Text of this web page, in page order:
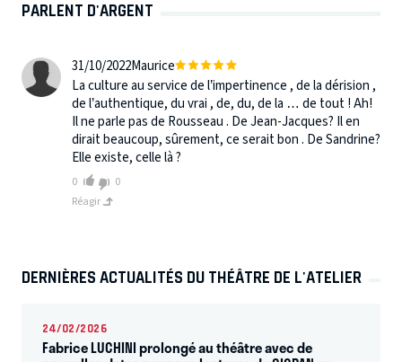
PARLENT D'ARGENT
31/10/2022Maurice
La culture au service de l’impertinence , de la dérision ,
de l’authentique, du vrai , de, du, de la … de tout ! Ah!
Il ne parle pas de Rousseau . De Jean-Jacques? Il en
dirait beaucoup, sûrement, ce serait bon . De Sandrine?
Elle existe, celle là ?
0
0
Réagir
DERNIÈRES ACTUALITÉS DU THÉÂTRE DE L'ATELIER
24/02/2026
Fabrice LUCHINI prolongé au théâtre avec de